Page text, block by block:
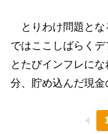
とりわけ問題とな
ではここしばらく
とたびインフレに
分、貯め込んだ現金